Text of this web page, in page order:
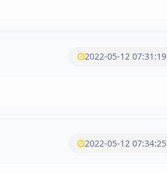
2022-05-12 07:31:19
2022-05-12 07:34:25